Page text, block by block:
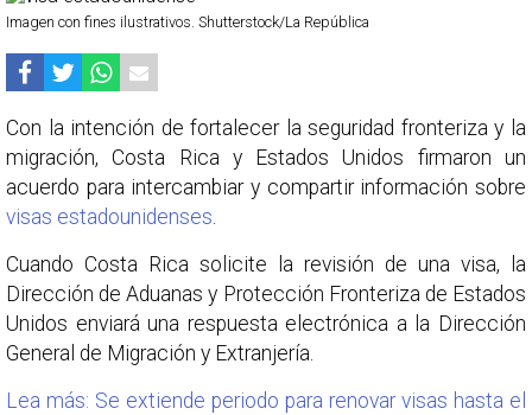
Imagen con fines ilustrativos. Shutterstock/La República
Con la intención de fortalecer la seguridad fronteriza y la
migración, Costa Rica y Estados Unidos firmaron un
acuerdo para intercambiar y compartir información sobre
visas estadounidenses.
Cuando Costa Rica solicite la revisión de una visa, la
Dirección de Aduanas y Protección Fronteriza de Estados
Unidos enviará una respuesta electrónica a la Dirección
General de Migración y Extranjería.
Lea más: Se extiende periodo para renovar visas hasta el